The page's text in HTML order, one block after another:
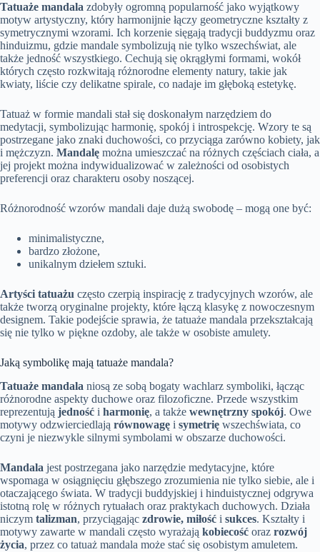
Tatuaże mandala zdobyły ogromną popularność jako wyjątkowy
motyw artystyczny, który harmonijnie łączy geometryczne kształty z
symetrycznymi wzorami. Ich korzenie sięgają tradycji buddyzmu oraz
hinduizmu, gdzie mandale symbolizują nie tylko wszechświat, ale
także jedność wszystkiego. Cechują się okrągłymi formami, wokół
których często rozkwitają różnorodne elementy natury, takie jak
kwiaty, liście czy delikatne spirale, co nadaje im głęboką estetykę.
Tatuaż w formie mandali stał się doskonałym narzędziem do
medytacji, symbolizując harmonię, spokój i introspekcję. Wzory te są
postrzegane jako znaki duchowości, co przyciąga zarówno kobiety, jak
i mężczyzn. Mandalę można umieszczać na różnych częściach ciała, a
jej projekt można indywidualizować w zależności od osobistych
preferencji oraz charakteru osoby noszącej.
Różnorodność wzorów mandali daje dużą swobodę – mogą one być:
minimalistyczne,
bardzo złożone,
unikalnym dziełem sztuki.
Artyści tatuażu często czerpią inspirację z tradycyjnych wzorów, ale
także tworzą oryginalne projekty, które łączą klasykę z nowoczesnym
designem. Takie podejście sprawia, że tatuaże mandala przekształcają
się nie tylko w piękne ozdoby, ale także w osobiste amulety.
Jaką symbolikę mają tatuaże mandala?
Tatuaże mandala niosą ze sobą bogaty wachlarz symboliki, łącząc
różnorodne aspekty duchowe oraz filozoficzne. Przede wszystkim
reprezentują jedność i harmonię, a także wewnętrzny spokój. Owe
motywy odzwierciedlają równowagę i symetrię wszechświata, co
czyni je niezwykle silnymi symbolami w obszarze duchowości.
Mandala jest postrzegana jako narzędzie medytacyjne, które
wspomaga w osiągnięciu głębszego zrozumienia nie tylko siebie, ale i
otaczającego świata. W tradycji buddyjskiej i hinduistycznej odgrywa
istotną rolę w różnych rytuałach oraz praktykach duchowych. Działa
niczym talizman, przyciągając zdrowie, miłość i sukces. Kształty i
motywy zawarte w mandali często wyrażają kobiecość oraz rozwój
życia, przez co tatuaż mandala może stać się osobistym amuletem.